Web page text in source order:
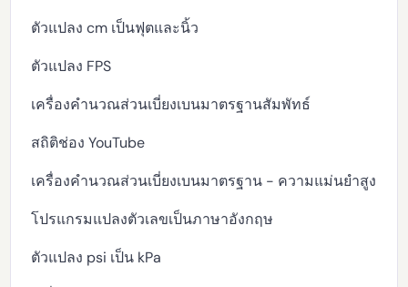
ตัวแปลง cm เป็นฟุตและนิ้ว
ตัวแปลง FPS
เครื่องคำนวณส่วนเบี่ยงเบนมาตรฐานสัมพัทธ์
สถิติช่อง YouTube
เครื่องคำนวณส่วนเบี่ยงเบนมาตรฐาน - ความแม่นยำสูง
โปรแกรมแปลงตัวเลขเป็นภาษาอังกฤษ
ตัวแปลง psi เป็น kPa